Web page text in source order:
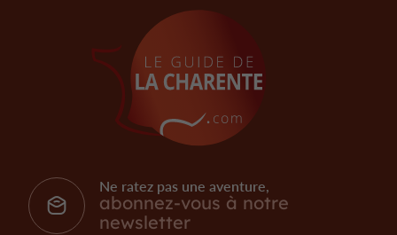
Ne ratez pas une aventure,
abonnez-vous à notre
newsletter